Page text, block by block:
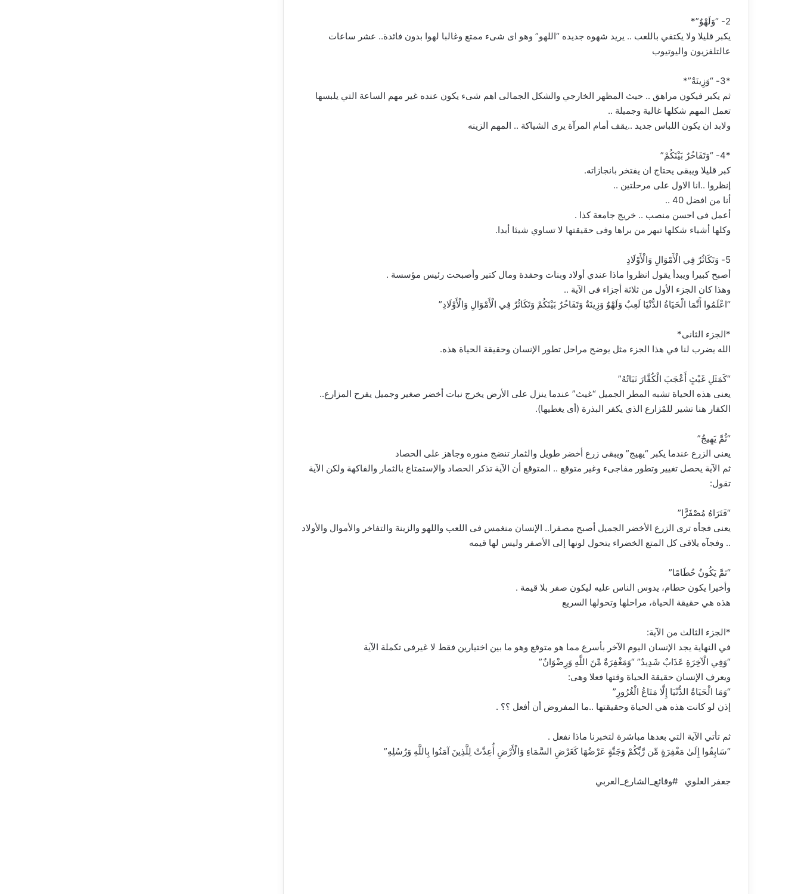
2- “وَلَهْوٌ”*
يكبر قليلا ولا يكتفي باللعب .. يريد شهوه جديده “اللهو” وهو اى شىء ممتع وغالبا لهوا بدون فائدة.. عشر ساعات
عالتلفزيون واليوتيوب
*3- “وَزِينَةٌ”*
ثم يكبر فيكون مراهق .. حيث المظهر الخارجي والشكل الجمالى اهم شىء يكون عنده غير مهم الساعة التي يلبسها
تعمل المهم شكلها غالية وجميلة ..
ولابد ان يكون اللباس جديد ..يقف أمام المرآة يرى الشياكة .. المهم الزينه
*4- “وَتَفَاخُرٌ بَيْنَكُمْ”
كبر قليلا ويبقى يحتاج ان يفتخر بانجازاته.
إنظروا ..انا الاول على مرحلتين ..
أنا من افضل 40 ..
أعمل فى احسن منصب .. خريج جامعة كذا .
وكلها أشياء شكلها تبهر من براها وفى حقيقتها لا تساوي شيئا أبدا.
5- وَتَكَاثُرٌ فِي الْأَمْوَالِ وَالْأَوْلَادِ
أصبح كبيرا ويبدأ يقول انظروا ماذا عندي أولاد وبنات وحفدة ومال كتير وأصبحت رئيس مؤسسة .
وهذا كان الجزء الأول من ثلاثة أجزاء فى الآية ..
“اعْلَمُوا أَنَّمَا الْحَيَاةُ الدُّنْيَا لَعِبٌ وَلَهْوٌ وَزِينَةٌ وَتَفَاخُرٌ بَيْنَكُمْ وَتَكَاثُرٌ فِي الْأَمْوَالِ وَالْأَوْلَادِ”
*الجزء الثانى*
الله يضرب لنا في هذا الجزء مثل يوضح مراحل تطور الإنسان وحقيقة الحياة هذه.
“كَمَثَلِ غَيْثٍ أَعْجَبَ الْكُفَّارَ نَبَاتُهُ”
يعنى هذه الحياة تشبه المطر الجميل “غيث” عندما ينزل على الأرض يخرج نبات أخضر صغير وجميل يفرح المزارع..
الكفار هنا تشير للمٌزارع الذي يكفر البذرة (أى يغطيها).
“ثُمَّ يَهِيجُ”
يعنى الزرع عندما يكبر “يهيج” ويبقى زرع أخضر طويل والثمار تنضج منوره وجاهز على الحصاد
ثم الآية يحصل تغيير وتطور مفاجىء وغير متوقع .. المتوقع أن الآية تذكر الحصاد والإستمتاع بالثمار والفاكهة ولكن الآية
تقول:
“فَتَرَاهُ مُصْفَرًّا”
يعنى فجأه ترى الزرع الأخضر الجميل أصبح مصفرا.. الإنسان منغمس فى اللعب واللهو والزينة والتفاخر والأموال والأولاد
.. وفجآه يلاقى كل المتع الخضراء يتحول لونها إلى الأصفر وليس لها قيمه
“ثمَّ يَكُونُ حُطَامًا”
وأخيرا يكون حطام، يدوس الناس عليه ليكون صفر بلا قيمة .
هذه هي حقيقة الحياة، مراحلها وتحولها السريع
*الجزء الثالث من الآية:
في النهاية يجد الإنسان اليوم الآخر بأسرع مما هو متوقع وهو ما بين اختيارين فقط لا غيرفى تكملة الآية
“وَفِي الْآخِرَةِ عَذَابٌ شَدِيدٌ” “وَمَغْفِرَةٌ مِّنَ اللَّهِ وَرِضْوَانٌ”
ويعرف الإنسان حقيقة الحياة وقتها فعلا وهى:
“وَمَا الْحَيَاةُ الدُّنْيَا إِلَّا مَتَاعُ الْغُرُورِ”
إذن لو كانت هذه هي الحياة وحقيقتها ..ما المفروض أن أفعل ؟؟ .
ثم تأتي الآية التي بعدها مباشرة لتخبرنا ماذا نفعل .
“سَابِقُوا إِلَىٰ مَغْفِرَةٍ مِّن رَّبِّكُمْ وَجَنَّةٍ عَرْضُهَا كَعَرْضِ السَّمَاءِ وَالْأَرْضِ أُعِدَّتْ لِلَّذِينَ آمَنُوا بِاللَّهِ وَرُسُلِهِ”
جعفر العلوي #وقائع_الشارع_العربي